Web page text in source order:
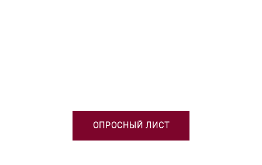
ОПРОСНЫЙ ЛИСТ